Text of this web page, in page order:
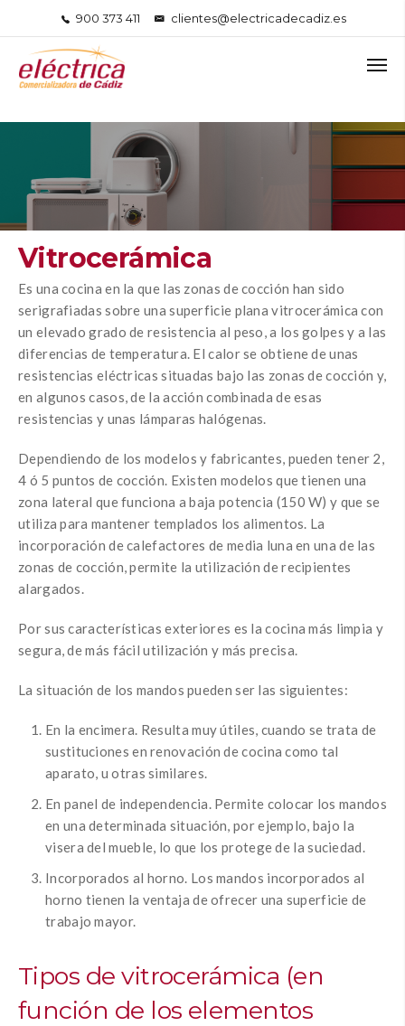
900 373 411 clientes@electricadecadiz.es
Vitrocerámica
Es una cocina en la que las zonas de cocción han sido
serigrafiadas sobre una superficie plana vitrocerámica con
un elevado grado de resistencia al peso, a los golpes y a las
diferencias de temperatura. El calor se obtiene de unas
resistencias eléctricas situadas bajo las zonas de cocción y,
en algunos casos, de la acción combinada de esas
resistencias y unas lámparas halógenas.
Dependiendo de los modelos y fabricantes, pueden tener 2,
4 ó 5 puntos de cocción. Existen modelos que tienen una
zona lateral que funciona a baja potencia (150 W) y que se
utiliza para mantener templados los alimentos. La
incorporación de calefactores de media luna en una de las
zonas de cocción, permite la utilización de recipientes
alargados.
Por sus características exteriores es la cocina más limpia y
segura, de más fácil utilización y más precisa.
La situación de los mandos pueden ser las siguientes:
En la encimera. Resulta muy útiles, cuando se trata de
sustituciones en renovación de cocina como tal
aparato, u otras similares.
En panel de independencia. Permite colocar los mandos
en una determinada situación, por ejemplo, bajo la
visera del mueble, lo que los protege de la suciedad.
Incorporados al horno. Los mandos incorporados al
horno tienen la ventaja de ofrecer una superficie de
trabajo mayor.
Tipos de vitrocerámica (en
función de los elementos